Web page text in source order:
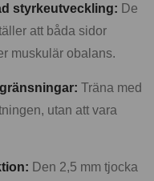
styrkeutveckling: De
att båda sidor
muskulär obalans.
Träna med
utan att vara
Den 2,5 mm tjocka